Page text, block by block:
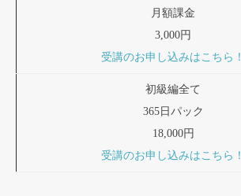
月額課金
3,000円
受講のお申し込みはこちら！
初級編全て
365日パック
18,000円
受講のお申し込みはこちら！